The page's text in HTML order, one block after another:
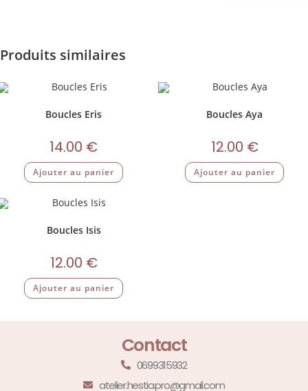
Produits similaires
Boucles Eris
14.00 €
Ajouter au panier
Boucles Aya
12.00 €
Ajouter au panier
Boucles Isis
12.00 €
Ajouter au panier
Contact
0699315932
atelier.hestia.pro@gmail.com